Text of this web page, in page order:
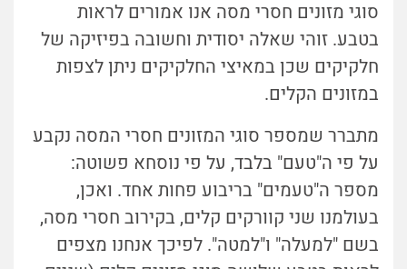
סוגי מזונים חסרי מסה אנו אמורים לראות
בטבע. זוהי שאלה יסודית וחשובה בפיזיקה של
חלקיקים שכן במאיצי החלקיקים ניתן לצפות
במזונים הקלים.
מתברר שמספר סוגי המזונים חסרי המסה נקבע
על פי ה"טעם" בלבד, על פי נוסחא פשוטה:
מספר ה"טעמים" בריבוע פחות אחד. ואכן,
בעולמנו שני קוורקים קלים, בקירוב חסרי מסה,
בשם "למעלה" ו"למטה". לפיכך אנחנו מצפים